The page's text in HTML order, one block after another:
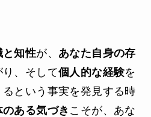
と知性が、 あなた自身の存
り、そして個人的な経験を
という事実を発見する時
のある気づき こそが、あな